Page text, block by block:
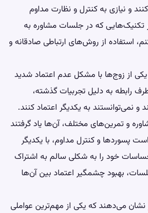
و نیازی به کنترل و نظارت مداوم
تکنیک‌هایی که در جلسات مشاوره به
استفاده از روش‌های ارتباطی صادقانه و
یکی از زوج‌ها با مشکل عدم اعتماد شدید
رابطه به دلیل تجربیات گذشته،
نمی‌توانستند به یکدیگر اعتماد کنند.
و تمرین‌های مختلف، آن‌ها یاد گرفتند
پسوردها و کنترل مداوم، با یکدیگر
احساسات خود را به شکلی سالم به اشتراک
بهبود چشمگیر اعتماد بین آن‌ها
می‌دهند که یکی از مهم‌ترین عواملی